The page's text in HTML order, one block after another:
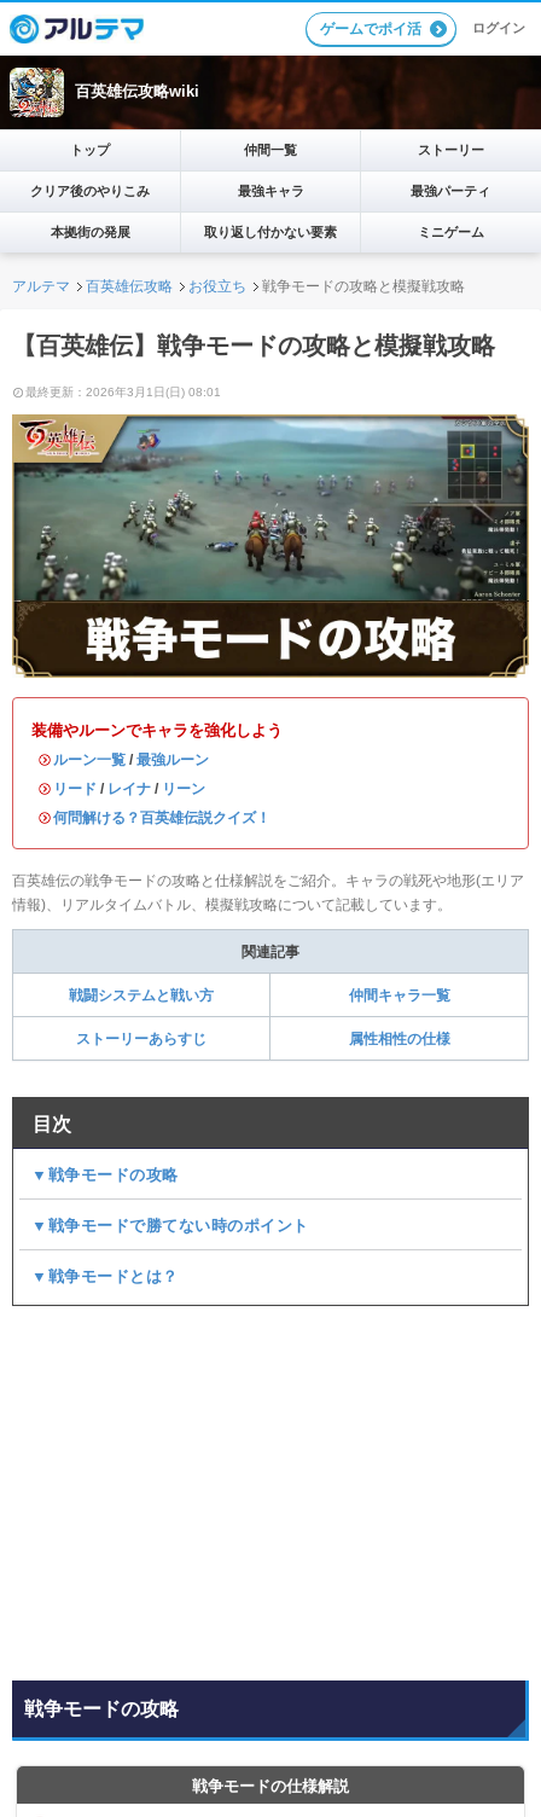
ゲームでポイ活 ログイン
百英雄伝攻略wiki
トップ 仲間一覧 ストーリー
クリア後のやりこみ 最強キャラ 最強パーティ
本拠街の発展 取り返し付かない要素 ミニゲーム
アルテマ 百英雄伝攻略 お役立ち 戦争モードの攻略と模擬戦攻略
【百英雄伝】戦争モードの攻略と模擬戦攻略
最終更新：2026年3月1日(日) 08:01
装備やルーンでキャラを強化しよう
・ ルーン一覧 / 最強ルーン
・ リード / レイナ / リーン
・何問解ける？百英雄伝説クイズ！
百英雄伝の戦争モードの攻略と仕様解説をご紹介。キャラの戦死や地形(エリア
情報)、リアルタイムバトル、模擬戦攻略について記載しています。
関連記事
戦闘システムと戦い方 仲間キャラ一覧
ストーリーあらすじ 属性相性の仕様
目次
▼戦争モードの攻略
▼戦争モードで勝てない時のポイント
▼戦争モードとは？
戦争モードの攻略
戦争モードの仕様解説